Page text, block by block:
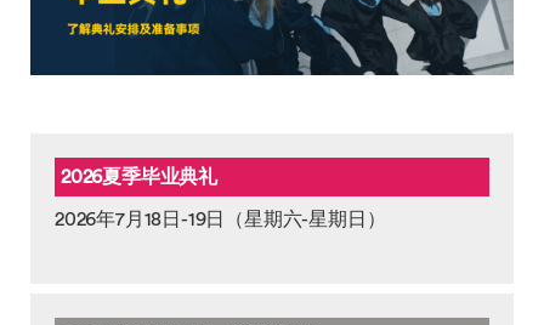
2026夏季毕业典礼
2026年7月18日-19日（星期六-星期日）